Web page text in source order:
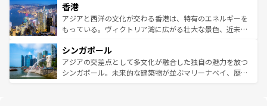
とつ。フォーやバインミー、ベトナムコーヒーなどは、ぜ
ひ現地で味わいたい。どの地域を訪れてもあたたかい人々
が旅行者を迎えてくれるので、きっと忘れられない旅にな
参照してほしい。
の活気が交差している。北部ではチェンマイなどの山岳地
帯で自然と触れ合い、南部ではプーケットやクラビの美し
いビーチでリゾート気分を楽しむことができる。タイ料理
激する。気候は一年中温暖で、どの季節にも異なる楽しみ
が待っている。親しみやすいタイの人々、仏教を中心とし
た文化、そして多様な観光資源が、訪れる旅人を魅了し続
香港
アジアと西洋の文化が交わる香港は、特有のエネルギーを
もっている。ヴィクトリア湾に広がる壮大な景色、近未来
み、どこを訪れても感動するはず。観光スポットが密集し
ており、効率よく見どころを回れるのも魅力。息をのむよ
うな絶景から文化的な体験まで、香港を存分に楽しみ尽く
シンガポール
アジアの交差点として多文化が融合した独自の魅力を放つ
シンガポール。未来的な建築物が並ぶマリーナベイ、歴史